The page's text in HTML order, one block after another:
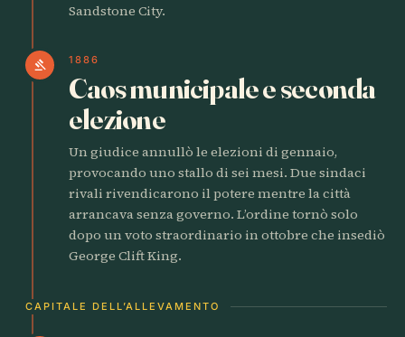
Sandstone City.
gavel 1886
Caos municipale e seconda
elezione
Un giudice annullò le elezioni di gennaio,
provocando uno stallo di sei mesi. Due sindaci
rivali rivendicarono il potere mentre la città
arrancava senza governo. L’ordine tornò solo
dopo un voto straordinario in ottobre che insediò
George Clift King.
CAPITALE DELL’ALLEVAMENTO